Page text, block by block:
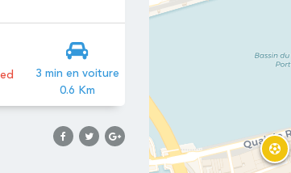
3 min en voiture
0.6 Km